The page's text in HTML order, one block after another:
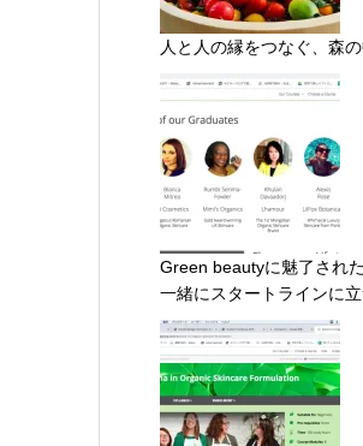
人と人の縁をつなぐ、森
Green beautyに魅了され
一緒にスタートラインに